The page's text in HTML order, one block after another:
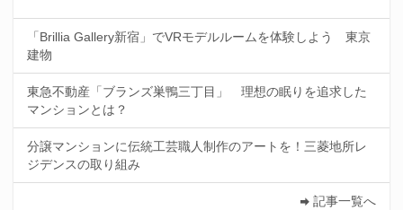
「Brillia Gallery新宿」でVRモデルルームを体験しよう 東京
建物
東急不動産「ブランズ巣鴨三丁目」 理想の眠りを追求した
マンションとは？
分譲マンションに伝統工芸職人制作のアートを！三菱地所レ
ジデンスの取り組み
記事一覧へ